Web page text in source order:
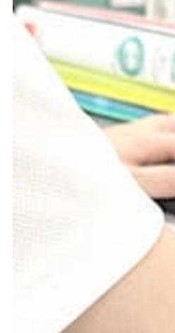
新卒採用
中途採用